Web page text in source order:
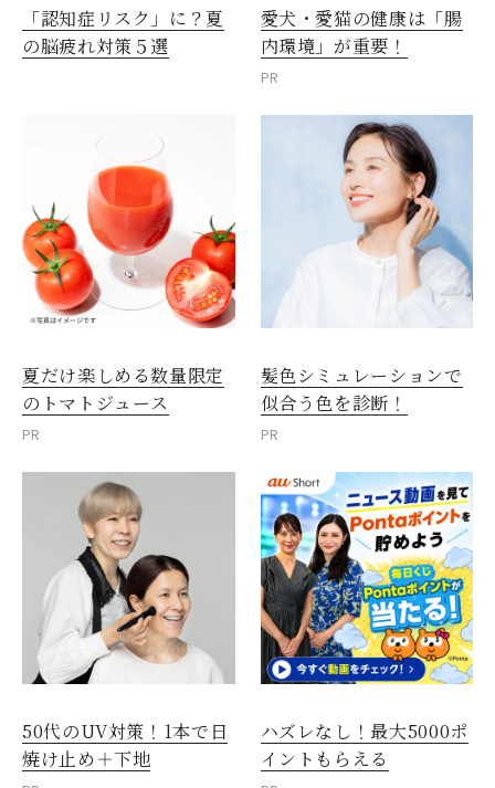
「認知症リスク」に？夏
の脳疲れ対策５選
愛犬・愛猫の健康は「腸
内環境」が重要！
PR
夏だけ楽しめる数量限定
のトマトジュース
PR
髪色シミュレーションで
似合う色を診断！
PR
50代のUV対策！1本で日
焼け止め＋下地
ハズレなし！最大5000ポ
イントもらえる